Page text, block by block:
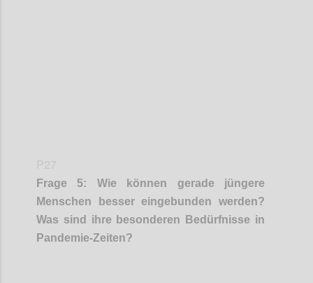
Frage 5: Wie können gerade jüngere
Menschen besser eingebunden werden?
Was sind ihre besonderen Bedürfnisse in
Pandemie-Zeiten?